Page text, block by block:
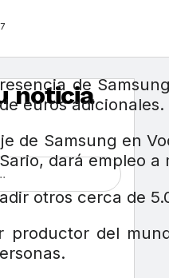
noticia
de
euros adicionales.
de Samsung en
dará empleo a
otros cerca de
productor del